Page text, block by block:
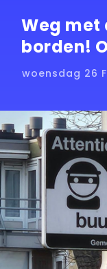
Weg met
borden!
woensdag 26